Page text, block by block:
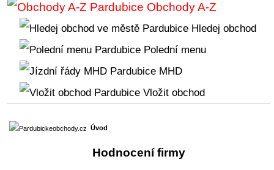
Obchody A-Z
Hledej obchod
Polední menu
MHD
Vložit obchod
Úvod
Hodnocení firmy